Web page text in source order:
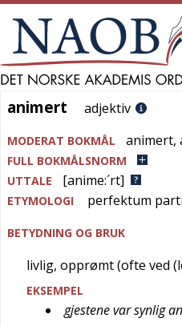
animert
animert adjektiv
MODERAT BOKMÅL animert,
FULL BOKMÅLSNORM
UTTALE
[anime:´rt]
ETYMOLOGI perfektum
BETYDNING OG BRUK
livlig, opprømt (ofte ved
EKSEMPEL
gjestene var synlig